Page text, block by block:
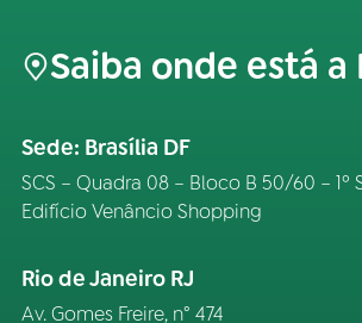
Saiba onde está a
Sede: Brasília DF
SCS – Quadra 08 – Bloco B 50/60 – 1º
Edifício Venâncio Shopping
Rio de Janeiro RJ
Av. Gomes Freire, n° 474